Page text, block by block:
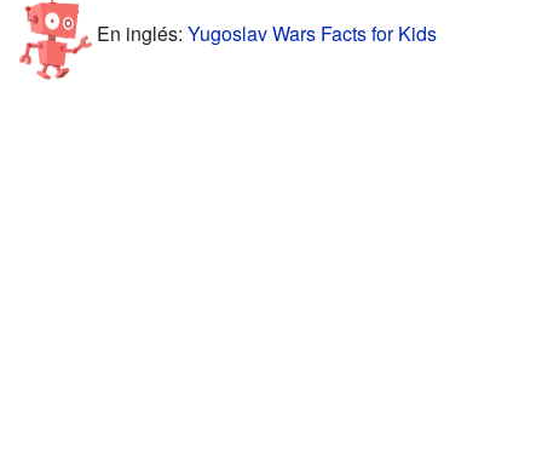
En inglés: Yugoslav Wars Facts for Kids